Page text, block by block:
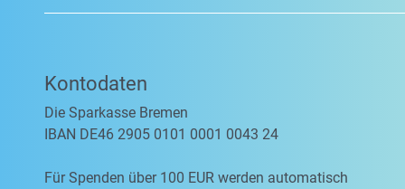
Kontodaten
Die Sparkasse Bremen
IBAN DE46 2905 0101 0001 0043 24
Für Spenden über 100 EUR werden automatisch